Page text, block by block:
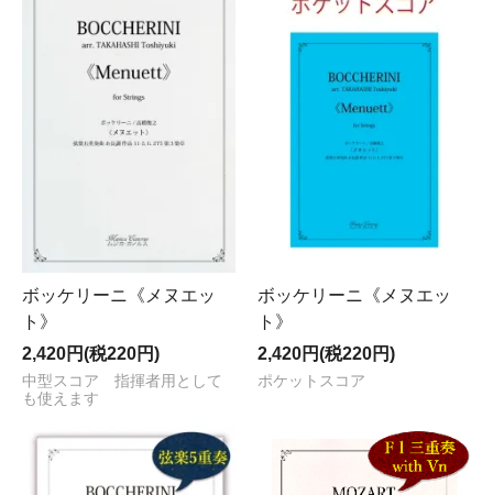
ボッケリーニ《メヌエッ
ト》
2,420円(税220円)
中型スコア 指揮者用として
も使えます
ボッケリーニ《メヌエッ
ト》
2,420円(税220円)
ポケットスコア